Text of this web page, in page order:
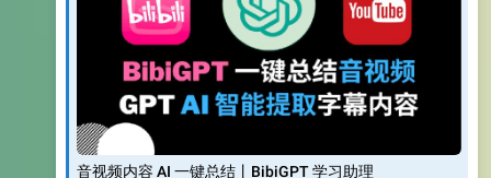
音视频内容 AI 一键总结丨BibiGPT 学习助理